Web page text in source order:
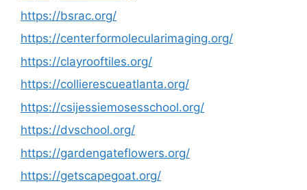
https://bsrac.org/
https://centerformolecularimaging.org/
https://clayrooftiles.org/
https://collierescueatlanta.org/
https://csijessiemosesschool.org/
https://dvschool.org/
https://gardengateflowers.org/
https://getscapegoat.org/